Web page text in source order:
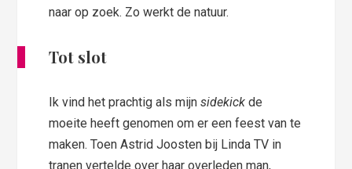
naar op zoek. Zo werkt de natuur.
Tot slot
Ik vind het prachtig als mijnsidekickde
moeite heeft genomen om er een feest van te
maken. Toen Astrid Joosten bij Linda TV in
tranen vertelde over haar overleden man,